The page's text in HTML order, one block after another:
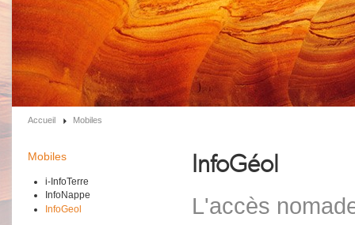
Accueil Mobiles
Mobiles
i-InfoTerre
InfoNappe
InfoGeol
InfoGéol
L'accès